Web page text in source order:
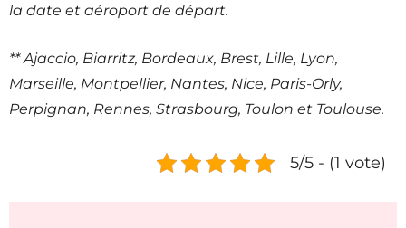
la date et aéroport de départ.
** Ajaccio, Biarritz, Bordeaux, Brest, Lille, Lyon,
Marseille, Montpellier, Nantes, Nice, Paris-Orly,
Perpignan, Rennes, Strasbourg, Toulon et Toulouse.
5/5 - (1 vote)